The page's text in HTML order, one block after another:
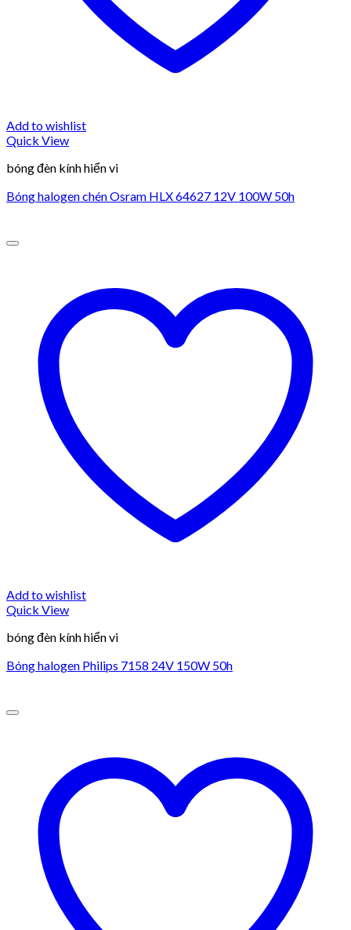
Add to wishlist
Quick View
bóng đèn kính hiển vi
Bóng halogen chén Osram HLX 64627 12V 100W 50h
Add to wishlist
Quick View
bóng đèn kính hiển vi
Bóng halogen Philips 7158 24V 150W 50h